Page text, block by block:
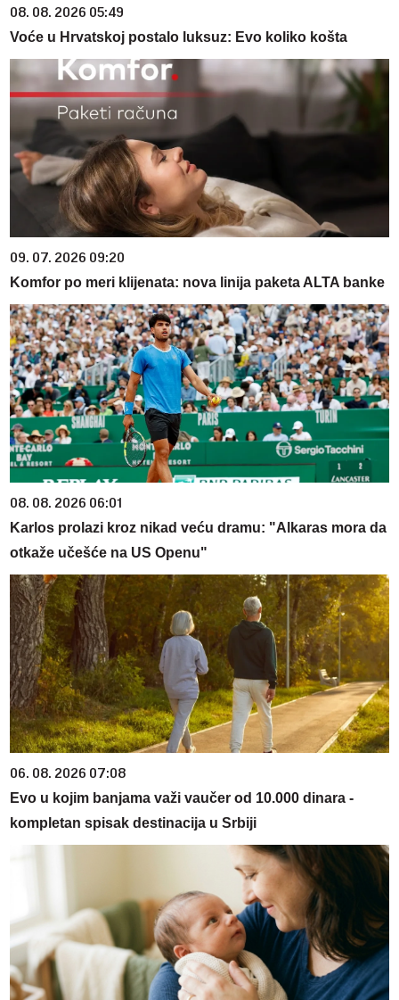
08. 08. 2026 05:49
Voće u Hrvatskoj postalo luksuz: Evo koliko košta
09. 07. 2026 09:20
Komfor po meri klijenata: nova linija paketa ALTA banke
08. 08. 2026 06:01
Karlos prolazi kroz nikad veću dramu: "Alkaras mora da
otkaže učešće na US Openu"
06. 08. 2026 07:08
Evo u kojim banjama važi vaučer od 10.000 dinara -
kompletan spisak destinacija u Srbiji